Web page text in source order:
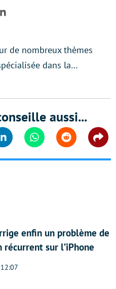
LinkedIn
de nombreux thèmes
dans la…
aussi...
Linkedin WhatsappReddit
enfin un problème de
récurrent sur l’iPhone